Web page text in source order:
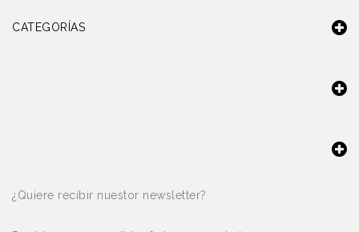
CATEGORÍAS
¿Quiere recibir nuestor newsletter?